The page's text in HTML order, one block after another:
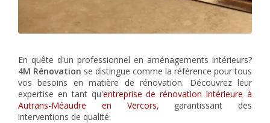
En quête d'un professionnel en aménagements intérieurs?
4M Rénovation se distingue comme la référence pour tous
vos besoins en matière de rénovation. Découvrez leur
expertise en tant qu'entreprise de rénovation intérieure à
Autrans-Méaudre en Vercors, garantissant des
interventions de qualité.